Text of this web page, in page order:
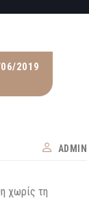
2019
ADMIN
χωρίς τη